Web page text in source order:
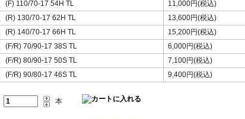
(F) 110/70-17 54H TL
11,000円(税込)
(R) 130/70-17 62H TL
13,600円(税込)
(R) 140/70-17 66H TL
15,200円(税込)
(F/R) 70/90-17 38S TL
6,000円(税込)
(F/R) 80/90-17 50S TL
7,100円(税込)
(F/R) 90/80-17 46S TL
9,400円(税込)
本